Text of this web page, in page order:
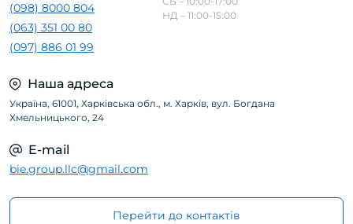
(098) 8000 804
(063) 351 00 80
(097) 886 01 99
НД – 11:00-15:00
Наша адреса
Україна, 61001, Харківська обл., м. Харків, вул. Богдана
Хмельницького, 24
E-mail
bie.group.llc@gmail.com
Перейти до контактів